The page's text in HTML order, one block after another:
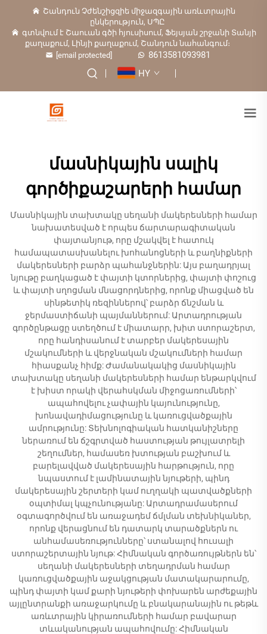
Շանդուն Չժենշիցզիե միջազգային առևտրային
ընկերություն, ՍՊԸ
գտնվում է Շաուան գծի հյուսիսում, Ֆեյսյան շրջանի Տանյի
քաղաքում, Լինյի քաղաքում, Շանդուն նահանգում։
[email protected]
8613581093981
HY
մասնիկային սալիկ
գործիքաշարերի համար
Մասնիկային տախտակը սեղանի մակերեսների համար
նախատեսված է որպես ճարտարագիտական
փայտանյութ, որը մշակվել է հատուկ
համապատասխանելու խոհանոցների և բաղնիքների
մակերեսների բարձր պահանջներին: Այս բաղադրյալ
նյութը բաղկացած է փայտի կտորներից, փայտի փոշուց
և փայտի սղոցման մնացորդներից, որոնք միացված են
սինթետիկ ռեզիններով՝ բարձր ճնշման և
ջերմաստիճանի պայմաններում: Արտադրության
գործընթացը ստեղծում է միատարր, խիտ ստորաշերտ,
որը հանդիսանում է տարբեր մակերեսային
մշակումների և վերջնական մշակումների համար
հիասքանչ հիմք: Ժամանակակից մասնիկային
տախտակը սեղանի մակերեսների համար ենթարկվում
է խիստ որակի վերահսկման միջոցառումների՝
ապահովելու չափային կայունությունը,
խոնավադիմացությունը և կառուցվածքային
ամրությունը: Տեխնոլոգիական հատկանիշները
ներառում են ճշգրտված հաստության թույլատրելի
շեղումներ, համասեռ խտության բաշխում և
բարելավված մակերեսային հարթություն, որը
նպաստում է լամինատային նյութերի, պինդ
մակերեսային շերտերի կամ ուղղակի պատվածքների
օպտիմալ կպչունությանը: Արտադրամասերում
օգտագործվում են առաջադեմ ճմլման տեխնիկաներ,
որոնք վերացնում են դատարկ տարածքներն ու
անհամասեռությունները՝ ստանալով հուսալի
ստորաշերտային նյութ: Հիմնական գործառույթներն են՝
սեղանի մակերեսների տեղադրման համար
կառուցվածքային աջակցության մատակարարումը,
պինդ փայտի կամ քարի նյութերի փոխարեն արժեքային
այլընտրանքի առաջարկումը և բնակարանային ու թեթև
առևտրային կիրառումների համար բավարար
տևականության ապահովումը: Հիմնական